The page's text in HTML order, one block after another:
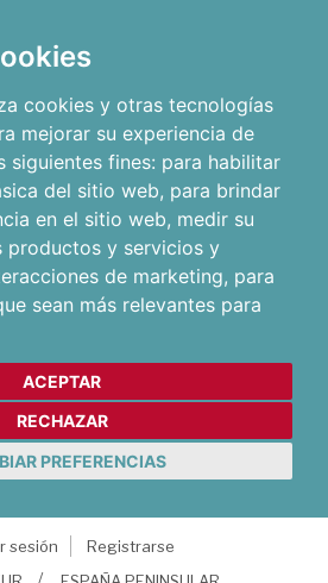
cookies y otras tecnologías
mejorar su experiencia de
siguientes fines: para habilitar
del sitio web, para brindar
en el sitio web, medir su
productos y servicios y
de marketing, para
sean más relevantes para
ACEPTAR
RECHAZAR
PREFERENCIAS
sesión
Registrarse